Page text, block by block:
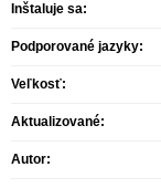
Inštaluje sa:
Podporované jazyky:
Veľkosť:
Aktualizované:
Autor: